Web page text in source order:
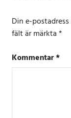
Din e-
fält är märkta*
Kommentar*